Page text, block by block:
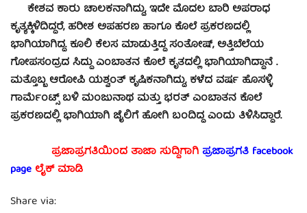
ಕೇಶವ ಕಾರು ಚಾಲಕನಾಗಿದ್ದು, ಇದೇ ಮೊದಲ ಬಾರಿ ಅಪರಾಧ
ಕೃತ್ಯಕ್ಕಿಳಿದಿದ್ದರೆ, ಹರೀಶ ಅಪಹರಣ ಹಾಗೂ ಕೊಲೆ ಪ್ರಕರಣದಲ್ಲಿ
ಭಾಗಿಯಾಗಿದ್ದ. ಕೂಲಿ ಕೆಲಸ ಮಾಡುತ್ತಿದ್ದ ಸಂತೋಷ್, ಅತ್ತಿಬೆಲೆಯ
ಗೋಪಸಂದ್ರದ ಸಿದ್ದು ಎಂಬಾತನ ಕೊಲೆ ಕೃತದಲ್ಲಿ ಭಾಗಿಯಾಗಿದ್ದಾನೆ .
ಮತ್ತೊಬ್ಬ ಆರೋಪಿ ಯಶ್ವಂತ್ ಕೃಷಿಕನಾಗಿದ್ದು, ಕಳೆದ ವರ್ಷ ಹೊಸಳ್ಳಿ
ಗಾರ್ಮೆಂಟ್ಸ್ ಬಳಿ ಮಂಜುನಾಥ ಮತ್ತು ಭರತ್ ಎಂಬಾತನ ಕೊಲೆ
ಪ್ರಕರಣದಲ್ಲಿ ಭಾಗಿಯಾಗಿ ಜೈಲಿಗೆ ಹೋಗಿ ಬಂದಿದ್ದ ಎಂದು ತಿಳಿಸಿದ್ದಾರೆ.
ಪ್ರಜಾಪ್ರಗತಿಯಿಂದ ತಾಜಾ ಸುದ್ದಿಗಾಗಿಪ್ರಜಾಪ್ರಗತಿ facebook
page ಲೈಕ್ ಮಾಡಿ
Share via: